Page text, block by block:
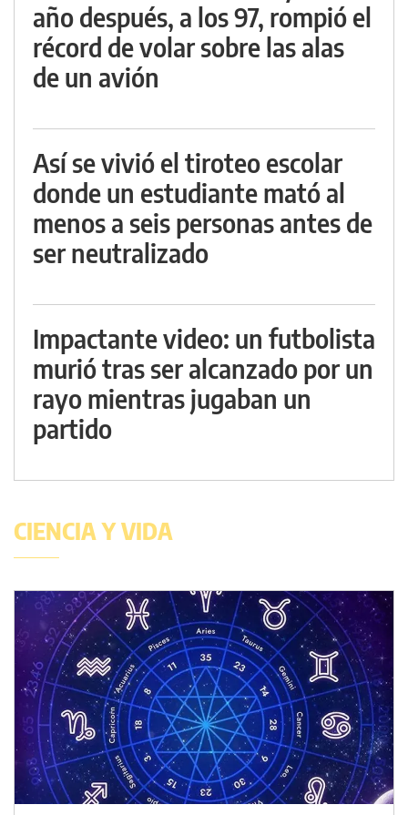
año después, a los 97, rompió el
récord de volar sobre las alas
de un avión
Así se vivió el tiroteo escolar
donde un estudiante mató al
menos a seis personas antes de
ser neutralizado
Impactante video: un futbolista
murió tras ser alcanzado por un
rayo mientras jugaban un
partido
CIENCIA Y VIDA